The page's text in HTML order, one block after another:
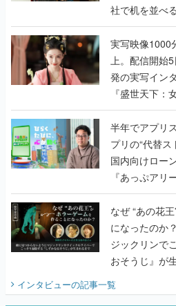
社で机を並べ
『TATSUJIN
んだレジェン
実写映像1000
上。配信開始
発の実写イン
『盛世天下：
うこだわりを
半年でアプリスト
プリの“代替
国内向けロー
『あっぷアリ
てみた
なぜ “あの花
になったのか？ 敵に見つからないようにマ
ジックリンで
おそうじ』が
インタビューの記事一覧